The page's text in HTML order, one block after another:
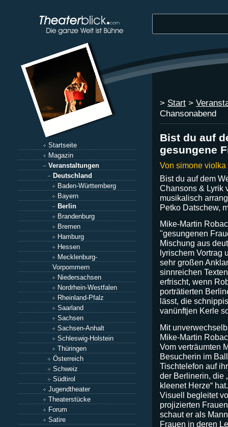
Startseite
Magazin
Veranstaltungen
Deutschland
Baden-Württemberg
Bayern
Berlin
Brandenburg
Bremen
Hamburg
Hessen
Mecklenburg-
Vorpommern
Niedersachsen
Nordrhein-Westfalen
Rheinland-Pfalz
Saarland
Sachsen
Sachsen-Anhalt
Schleswig-Holstein
Thüringen
Österreich
Schweiz
Südtirol
Jugendtheater
Theaterstücke
Forum
Satire
> Start >
Chansonabend
Bist du auf
gesungene
Von simone
Bist du auf dem
Chansons & Lyrik
musikalisch
Petko Datschew,
Mike-Martin
"gesungenen
Mischung aus
lyrischem Vortrag
sehr großen
sinnreichen
erfrischt, wenn
porträtierten
lässt, die
vanünftjen Kerle
Mit
Mike-Martin
Vom verträumten
Besucherin im
Tischtelefon auf
der Berlinerin, die
kleenet Herze“ hat.
Visuell begleitet
projizierten
schaut er als
Frauen in deren